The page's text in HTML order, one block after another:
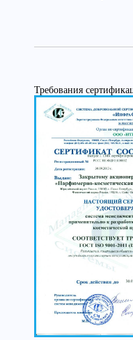
Требования